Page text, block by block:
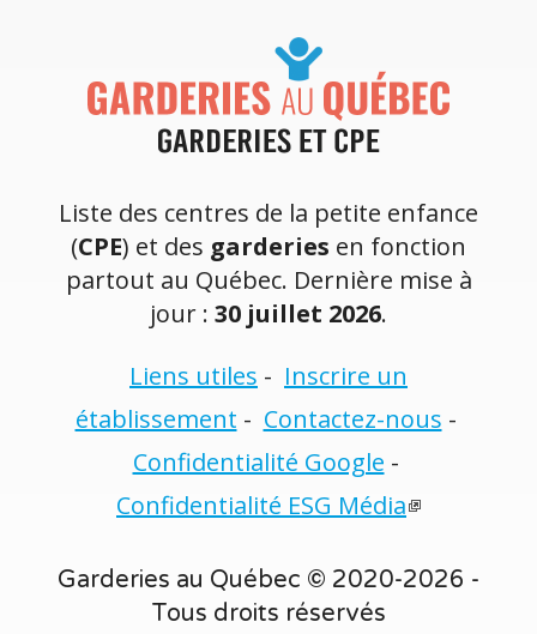
Liste des centres de la petite enfance
(CPE) et des garderies en fonction
partout au Québec. Dernière mise à
jour : 30 juillet 2026.
Liens utiles - Inscrire un
établissement - Contactez-nous -
Confidentialité Google -
Confidentialité ESG Média
Garderies au Québec © 2020-2026 -
Tous droits réservés